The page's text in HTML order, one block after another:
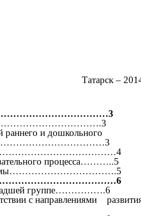
Татарск –
раннего и дошкольного
процесса………..5
группе…………….6
в соответствии с